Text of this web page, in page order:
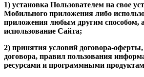
1) установка Пользователем на свое
Мобильного приложения либо
приложения любым другим способом,
использование Сайта;
2) принятия условий договора-оферты,
договора, правил пользования
ресурсами и программными